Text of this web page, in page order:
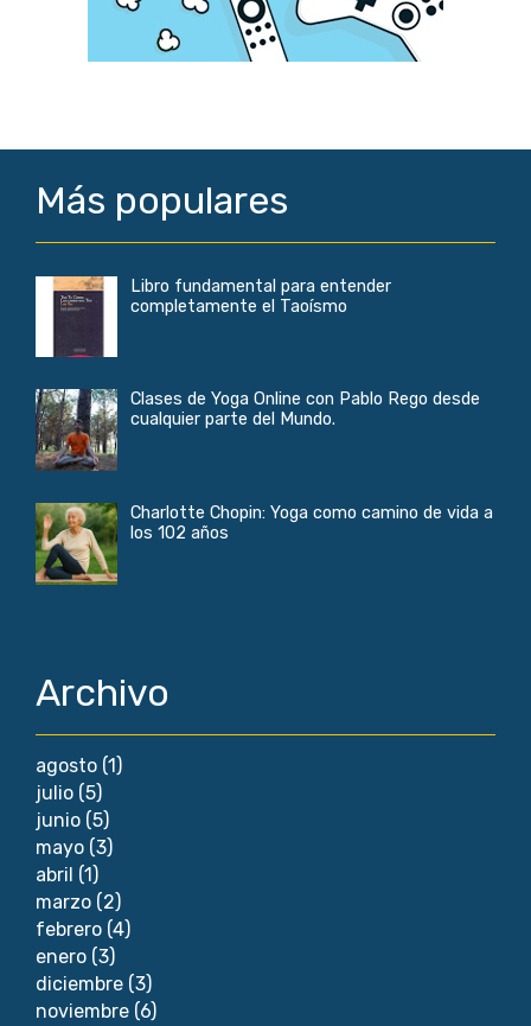
Más populares
Libro fundamental para entender
completamente el Taoísmo
Clases de Yoga Online con Pablo Rego desde
cualquier parte del Mundo.
Charlotte Chopin: Yoga como camino de vida a
los 102 años
Archivo
agosto (1)
julio (5)
junio (5)
mayo (3)
abril (1)
marzo (2)
febrero (4)
enero (3)
diciembre (3)
noviembre (6)